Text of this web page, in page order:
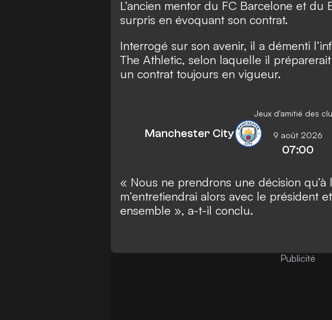
L’ancien mentor du FC Barcelone et du
surpris en évoquant son contrat.
Interrogé sur son avenir, il a démenti
The Athletic, selon laquelle il
un contrat toujours en vigueur.
Jeux d'amitié des
Manchester City 9 août 2026
07:00
« Nous ne prendrons une décision qu’à
m’entretiendrai alors avec le président
ensemble », a-t-il conclu.
Publicité